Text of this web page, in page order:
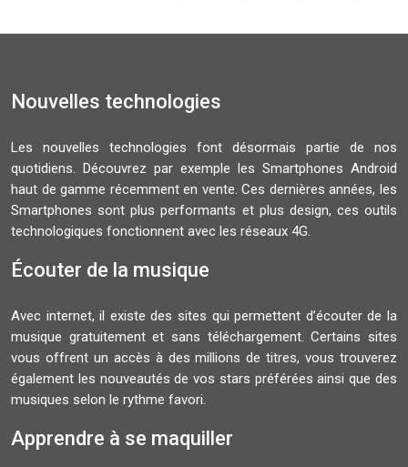
Nouvelles technologies
Les nouvelles technologies font désormais partie de nos
quotidiens. Découvrez par exemple les Smartphones Android
haut de gamme récemment en vente. Ces dernières années, les
Smartphones sont plus performants et plus design, ces outils
technologiques fonctionnent avec les réseaux 4G.
Écouter de la musique
Avec internet, il existe des sites qui permettent d’écouter de la
musique gratuitement et sans téléchargement. Certains sites
vous offrent un accès à des millions de titres, vous trouverez
également les nouveautés de vos stars préférées ainsi que des
musiques selon le rythme favori.
Apprendre à se maquiller